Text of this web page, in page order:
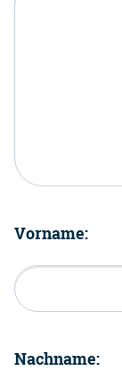
Vorname:
Nachname: